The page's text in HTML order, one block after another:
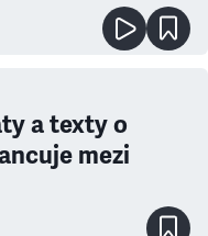
a texty o
mezi